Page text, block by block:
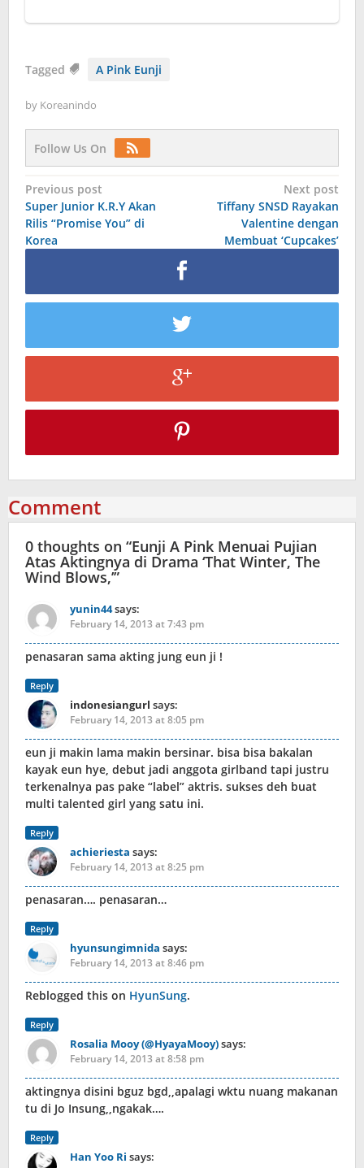
Tagged A Pink Eunji
by Koreanindo
Follow Us On
Post
navigation
Previous post
Super Junior K.R.Y Akan
Rilis “Promise You” di
Korea
Next post
Tiffany SNSD Rayakan
Valentine dengan
Membuat ‘Cupcakes’
Comment
0 thoughts on “Eunji A Pink Menuai Pujian
Atas Aktingnya di Drama ‘That Winter, The
Wind Blows,’”
yunin44says:
February 14, 2013 at 7:43 pm
penasaran sama akting jung eun ji !
Reply
indonesiangurl says:
February 14, 2013 at 8:05 pm
eun ji makin lama makin bersinar. bisa bisa bakalan
kayak eun hye, debut jadi anggota girlband tapi justru
terkenalnya pas pake “label” aktris. sukses deh buat
multi talented girl yang satu ini.
Reply
achieriesta says:
February 14, 2013 at 8:25 pm
penasaran…. penasaran…
Reply
hyunsungimnida says:
February 14, 2013 at 8:46 pm
Reblogged this on HyunSung.
Reply
Rosalia Mooy (@HyayaMooy)says:
February 14, 2013 at 8:58 pm
aktingnya disini bguz bgd,,apalagi wktu nuang makanan
tu di Jo Insung,,ngakak….
Reply
Han Yoo Ri says: